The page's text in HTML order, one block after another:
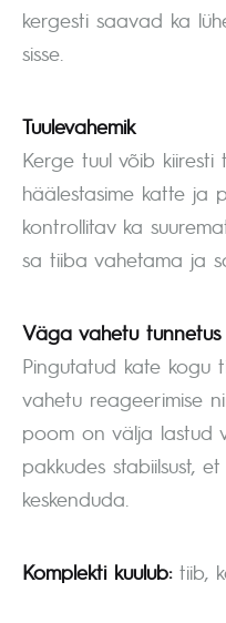
kergesti saavad ka
sisse.
Tuulevahemik
Kerge tuul võib kiiresti
häälestasime katte ja
kontrollitav ka
sa tiiba vahetama ja
Väga vahetu tunnetus
Pingutatud kate kogu
vahetu reageerimise
poom on välja lastud
pakkudes stabiilsust,
keskenduda.
Komplekti kuulub:tiib,